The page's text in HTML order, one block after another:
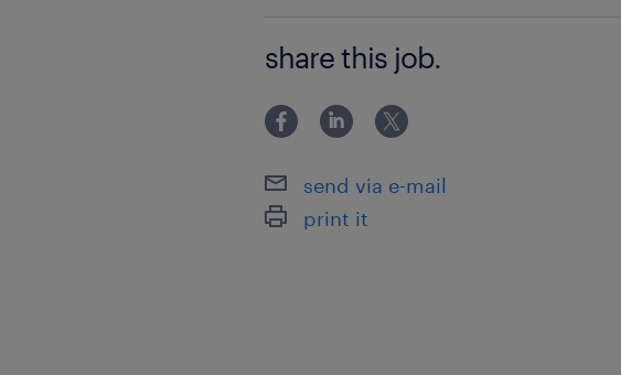
Beenhouwerij & traiteurafdeling
Bakkerij
Je bereidt alle producten voor, zorgt
zijn verpakt, plaatst deze producten
Je hebt bij voorkeur reeds
Je bent klantgericht en hebt een
zelfstandig aan de slag.
share this job.
send via e-mail
print it